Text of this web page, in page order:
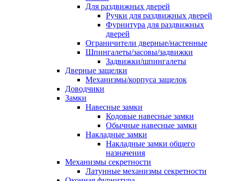
Для раздвижных дверей
Ручки для раздвижных дверей
Фурнитура для раздвижных
дверей
Ограничители дверные/настенные
Шпингалеты/засовы/задвижки
Задвижки/шпингалеты
Дверные защелки
Механизмы/корпуса защелок
Доводчики
Замки
Навесные замки
Кодовые навесные замки
Обычные навесные замки
Накладные замки
Накладные замки общего
назначения
Механизмы секретности
Латунные механизмы секретности